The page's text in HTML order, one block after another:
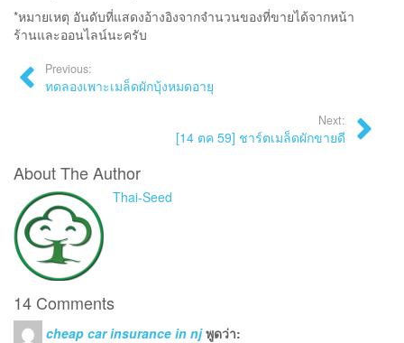
*หมายเหตุ อันดับที่แสดงอ้างอิงจากจำนวนของที่ขายได้จากหน้า
ร้านและออนไลน์นะครับ
Previous:
ทดลองเพาะเมล็ดผักบุ้งหมดอายุ
Next:
[14 ตค 59] ชาร์ตเมล็ดผักขายดี
About The Author
Thai-Seed
14 Comments
cheap car insurance in nj พูดว่า: